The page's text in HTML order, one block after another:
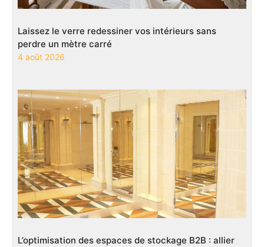
Laissez le verre redessiner vos intérieurs sans
perdre un mètre carré
4 août 2026
L’optimisation des espaces de stockage B2B : allier